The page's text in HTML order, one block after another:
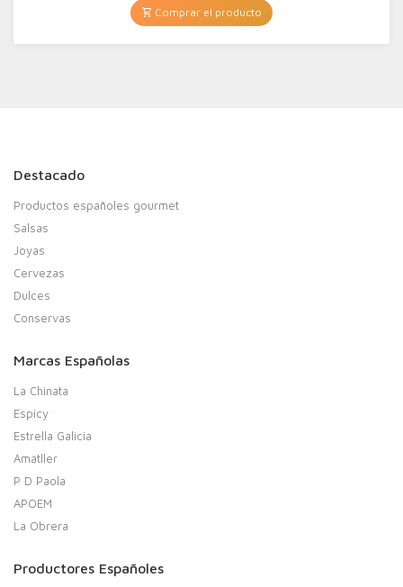
Comprar el producto
Destacado
Productos españoles gourmet
Salsas
Joyas
Cervezas
Dulces
Conservas
Marcas Españolas
La Chinata
Espicy
Estrella Galicia
Amatller
P D Paola
APOEM
La Obrera
Productores Españoles